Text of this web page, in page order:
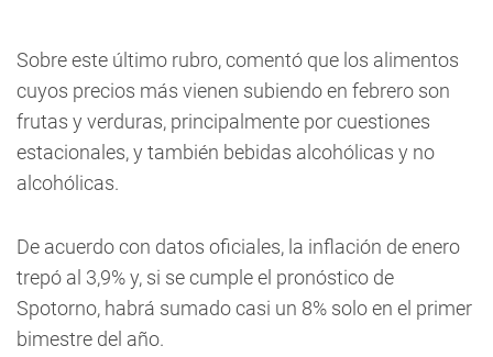
Sobre este último rubro, comentó que los alimentos
cuyos precios más vienen subiendo en febrero son
frutas y verduras, principalmente por cuestiones
estacionales, y también bebidas alcohólicas y no
alcohólicas.
De acuerdo con datos oficiales, la inflación de enero
trepó al 3,9% y, si se cumple el pronóstico de
Spotorno, habrá sumado casi un 8% solo en el primer
bimestre del año.